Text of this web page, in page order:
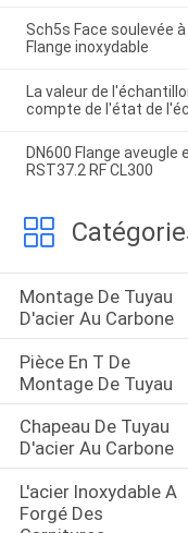
Sch5s Face soulevée à
Flange inoxydable
La valeur de
compte de l'état de
DN600 Flange aveugle
RST37.2 RF CL300
Montage De Tuyau
D'acier Au Carbone
Pièce En T De
Montage De Tuyau
Chapeau De Tuyau
D'acier Au Carbone
L'acier Inoxydable A
Forgé Des